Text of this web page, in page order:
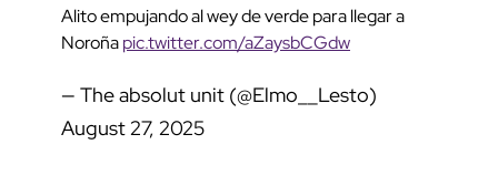
Alito empujando al wey de verde para llegar a
Noroñapic.twitter.com/aZaysbCGdw
— The absolut unit (@Elmo__Lesto)
August 27, 2025